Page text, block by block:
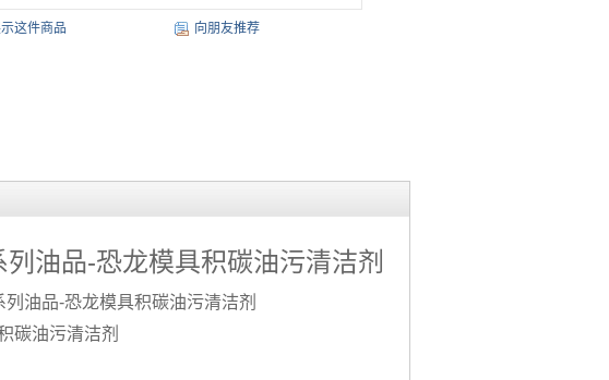
这件商品 向朋友推荐
油品-恐龙模具积碳油污清洁剂
油品-恐龙模具积碳油污清洁剂
碳油污清洁剂